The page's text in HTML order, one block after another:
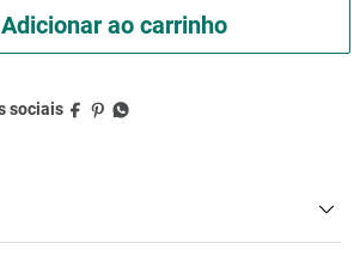
Adicionar ao carrinho